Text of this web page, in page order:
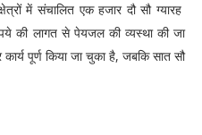
में संचालित एक हजार दौ सौ ग्‍यारह
की लागत से पेयजल की व्‍यस्‍था की जा
पूर्ण किया जा चुका है, जबकि सात सौ